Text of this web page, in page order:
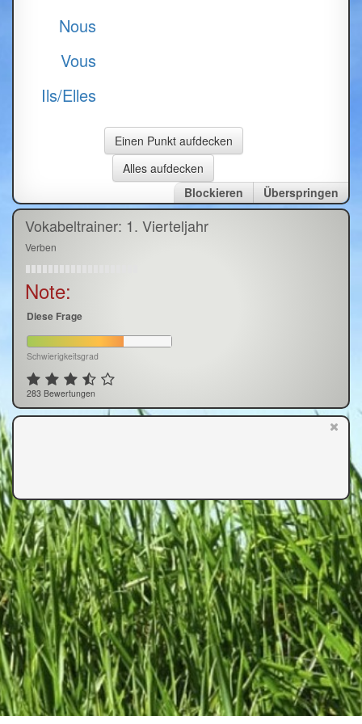
Nous
Vous
Ils/Elles
Überspringen
Blockieren
Vokabeltrainer: 1. Vierteljahr
Verben
Note:
Diese Frage
Schwierigkeitsgrad
283 Bewertungen